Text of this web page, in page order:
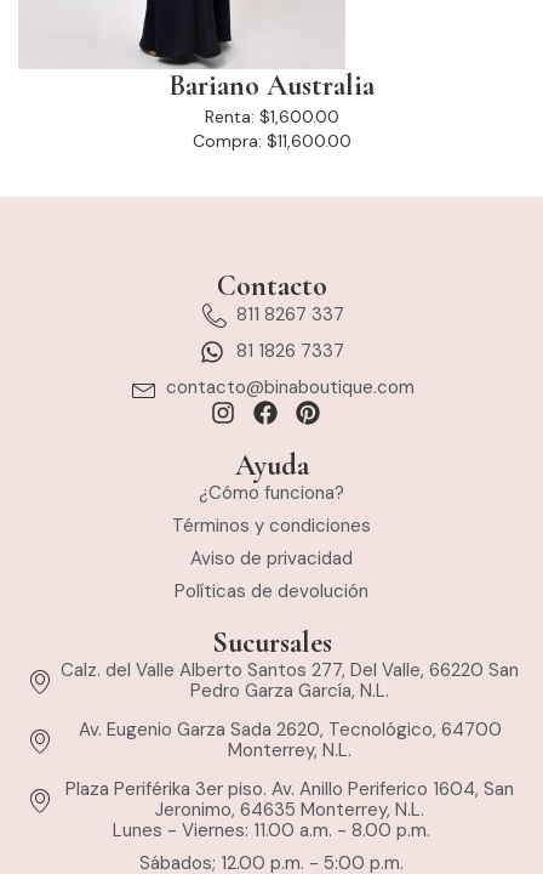
Bariano Australia
Renta: $1,600.00
Compra: $11,600.00
Contacto
811 8267 337
81 1826 7337
contacto@binaboutique.com
Ayuda
¿Cómo funciona?
Términos y condiciones
Aviso de privacidad
Políticas de devolución
Sucursales
Calz. del Valle Alberto Santos 277, Del Valle, 66220 San
Pedro Garza García, N.L.
Av. Eugenio Garza Sada 2620, Tecnológico, 64700
Monterrey, N.L.
Plaza Periférika 3er piso. Av. Anillo Periferico 1604, San
Jeronimo, 64635 Monterrey, N.L.
Lunes - Viernes: 11.00 a.m. - 8.00 p.m.
Sábados; 12.00 p.m. - 5:00 p.m.